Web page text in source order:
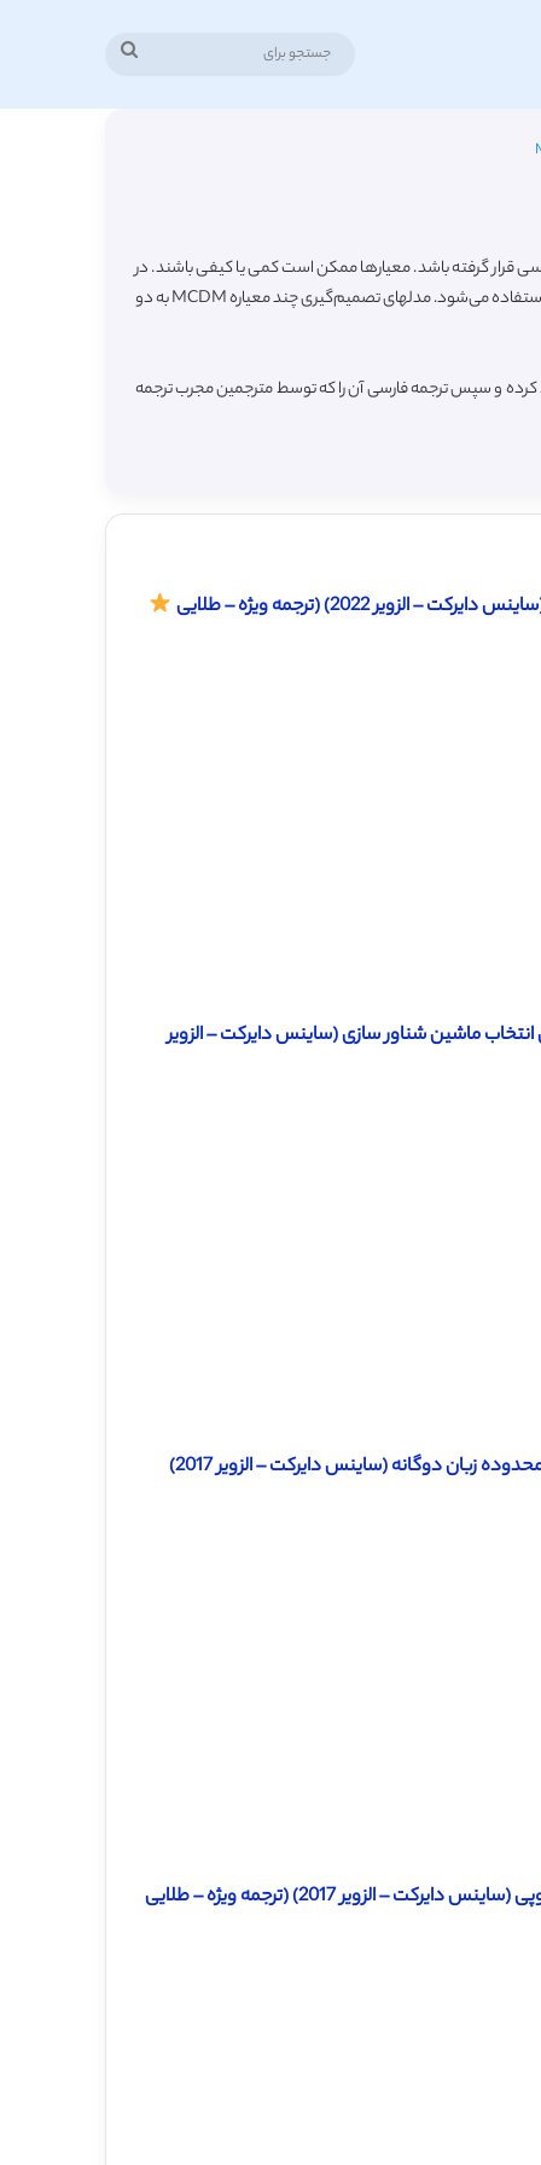
قرار گرفته باشد. معیارها ممکن است کمی یا کیفی باشند. در
روشهای تصمیم‌گیری چند معیاره که در دهه‌های اخیر مورد توجه محقق قرار گرفته است بجای استفاده از یک معیار سنجش بهینگی از چند معیار سنجش استفاده می‌شود. مدلهای تصمیم‌گیری چند معیاره MCDM به دو
کرده و سپس ترجمه فارسی آن را که توسط مترجمین مجرب ترجمه
2022) (ترجمه ویژه – طلایی
ماشین شناور سازی (ساینس دایرکت – الزویر
دانلود ترجمه مقاله کاربرد ANP و ELECTRE II در انتخاب تامین کننده محدوده زبان دوگانه (ساینس دایرکت – الزویر 2017)
الزویر 2017) (ترجمه ویژه – طلایی